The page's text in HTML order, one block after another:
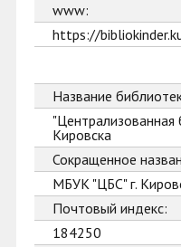
www:
https://
Название
"Централизованная
Кировска
Сокращенное
МБУК "ЦБС" г.
Почтовый индекс:
184250